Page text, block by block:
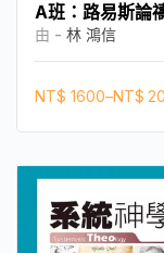
A班：路易斯論
由 - 林 鴻信
NT$ 1600–NT$